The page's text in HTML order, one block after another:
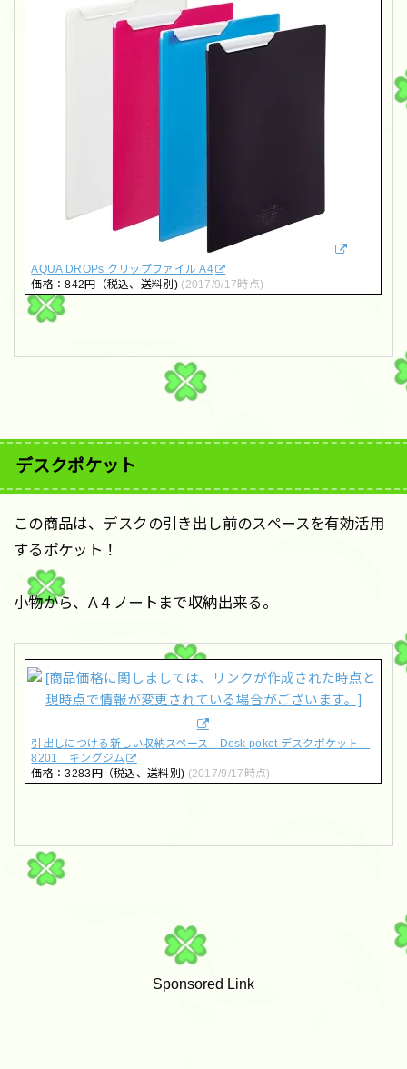
AQUA DROPs クリップファイル A4
価格：842円（税込、送料別) (2017/9/17時点)
デスクポケット
この商品は、デスクの引き出し前のスペースを有効活用
するポケット！
小物から、A４ノートまで収納出来る。
引出しにつける新しい収納スペース Desk poket デスクポケット
8201 キングジム
価格：3283円（税込、送料別) (2017/9/17時点)
Sponsored Link